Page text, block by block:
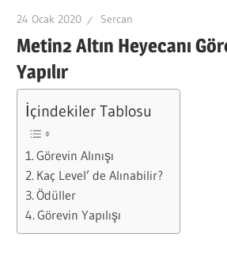
24 Ocak 2020 Sercan
Metin2 Altın Heyecanı
Yapılır
İçindekiler Tablosu
Görevin Alınışı
Kaç Level’ de Alınabilir?
Ödüller
Görevin Yapılışı